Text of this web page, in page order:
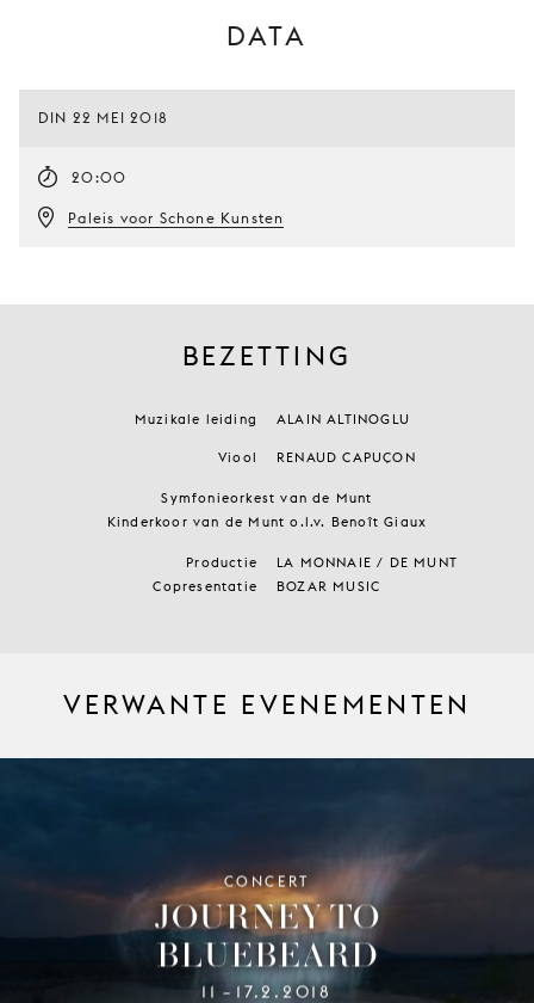
DATA
DIN 22 MEI 2018
20:00
Paleis voor Schone Kunsten
BEZETTING
Muzikale leiding ALAIN ALTINOGLU
Viool RENAUD CAPUÇON
Symfonieorkest van de Munt
Kinderkoor van de Munt o.l.v. Benoît Giaux
Productie
LA MONNAIE / DE MUNT
Copresentatie
BOZAR MUSIC
VERWANTE EVENEMENTEN
CONCERT
JOURNEY TO
BLUEBEARD
11 – 17.2.2018